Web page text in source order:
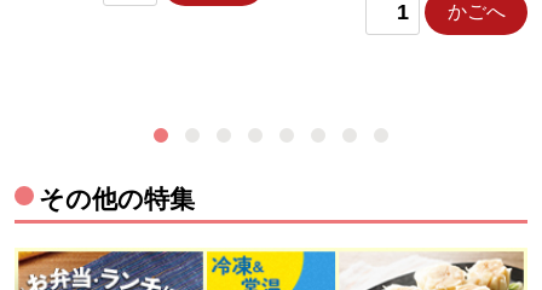
かごへ
その他の特集